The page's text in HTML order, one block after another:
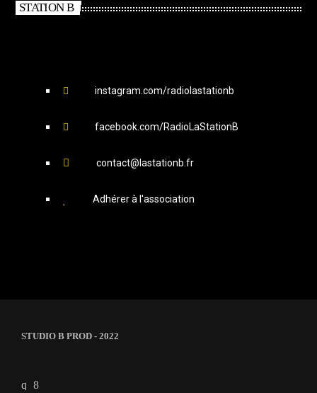
STATION B
instagram.com/radiolastationb
facebook.com/RadioLaStationB
contact@lastationb.fr
Adhérer à l'association
STUDIO B PROD - 2022